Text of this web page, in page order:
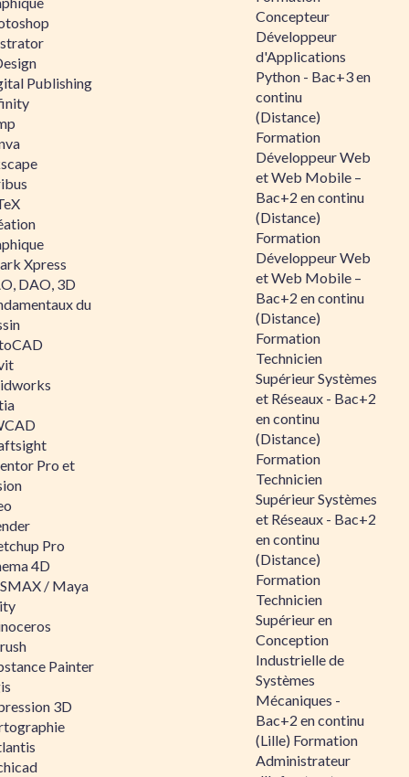
Publishing
Xpress
DAO, 3D
du
Pro et
Pro
4D
/ Maya
Painter
3D
Concepteur
Développeur
d'Applications
Python - Bac+3 en
continu
(Distance)
Formation
Développeur Web
et Web Mobile –
Bac+2 en continu
(Distance)
Formation
Développeur Web
et Web Mobile –
Bac+2 en continu
(Distance)
Formation
Technicien
Supérieur Systèmes
et Réseaux - Bac+2
en continu
(Distance)
Formation
Technicien
Supérieur Systèmes
et Réseaux - Bac+2
en continu
(Distance)
Formation
Technicien
Supérieur en
Conception
Industrielle de
Systèmes
Mécaniques -
Bac+2 en continu
(Lille) Formation
Administrateur